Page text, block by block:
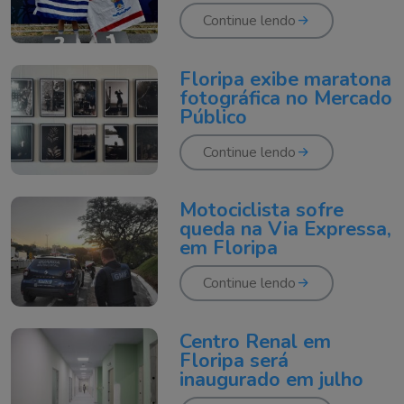
Continue lendo
Floripa exibe maratona
fotográfica no Mercado
Público
Continue lendo
Motociclista sofre
queda na Via Expressa,
em Floripa
Continue lendo
Centro Renal em
Floripa será
inaugurado em julho